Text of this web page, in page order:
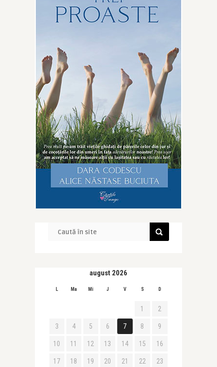
august 2026
L Ma Mi J V S D
1 2
3 4 5 6 7 8 9
10 11 12 13 14 15 16
17 18 19 20 21 22 23